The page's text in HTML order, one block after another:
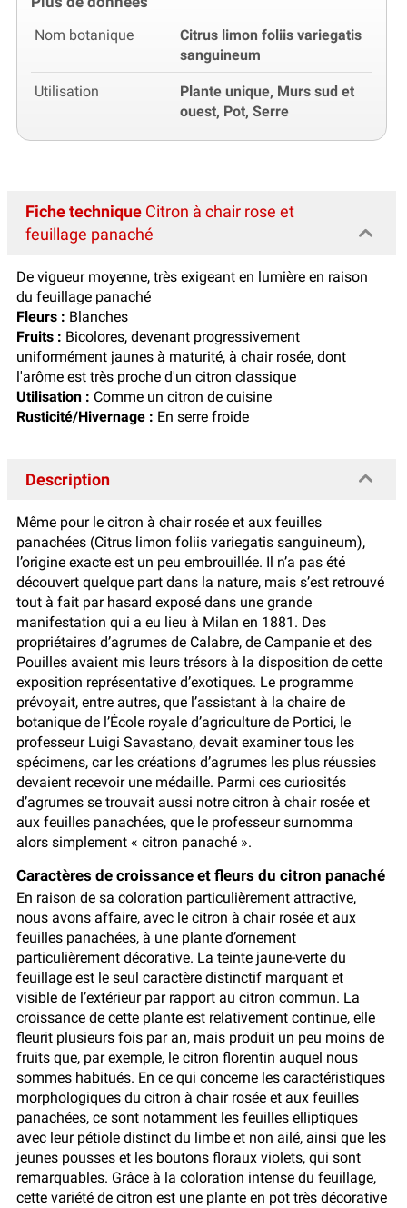
Nom botanique
Citrus limon foliis variegatis
sanguineum
Utilisation
Plante unique, Murs sud et
ouest, Pot, Serre
Fiche technique Citron à chair rose et
feuillage panaché
De vigueur moyenne, très exigeant en lumière en raison
du feuillage panaché
Fleurs : Blanches
Fruits : Bicolores, devenant progressivement
uniformément jaunes à maturité, à chair rosée, dont
l'arôme est très proche d'un citron classique
Utilisation : Comme un citron de cuisine
Rusticité/Hivernage : En serre froide
Description
Même pour le citron à chair rosée et aux feuilles
panachées (Citrus limon foliis variegatis sanguineum),
l’origine exacte est un peu embrouillée. Il n’a pas été
découvert quelque part dans la nature, mais s’est retrouvé
tout à fait par hasard exposé dans une grande
manifestation qui a eu lieu à Milan en 1881. Des
propriétaires d’agrumes de Calabre, de Campanie et des
Pouilles avaient mis leurs trésors à la disposition de cette
exposition représentative d’exotiques. Le programme
prévoyait, entre autres, que l’assistant à la chaire de
botanique de l’École royale d’agriculture de Portici, le
professeur Luigi Savastano, devait examiner tous les
spécimens, car les créations d’agrumes les plus réussies
devaient recevoir une médaille. Parmi ces curiosités
d’agrumes se trouvait aussi notre citron à chair rosée et
aux feuilles panachées, que le professeur surnomma
alors simplement « citron panaché ».
Caractères de croissance et fleurs du citron panaché
En raison de sa coloration particulièrement attractive,
nous avons affaire, avec le citron à chair rosée et aux
feuilles panachées, à une plante d’ornement
particulièrement décorative. La teinte jaune-verte du
feuillage est le seul caractère distinctif marquant et
visible de l’extérieur par rapport au citron commun. La
croissance de cette plante est relativement continue, elle
fleurit plusieurs fois par an, mais produit un peu moins de
fruits que, par exemple, le citron florentin auquel nous
sommes habitués. En ce qui concerne les caractéristiques
morphologiques du citron à chair rosée et aux feuilles
panachées, ce sont notamment les feuilles elliptiques
avec leur pétiole distinct du limbe et non ailé, ainsi que les
jeunes pousses et les boutons floraux violets, qui sont
remarquables. Grâce à la coloration intense du feuillage,
cette variété de citron est une plante en pot très décorative